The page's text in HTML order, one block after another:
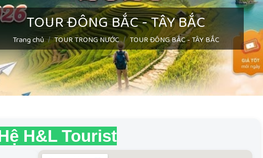
TOUR ĐÔNG BẮC - TÂY BẮC
Trang chủ TOUR TRONG NƯỚC TOUR ĐÔNG BẮC - TÂY BẮC
H&L Tourist